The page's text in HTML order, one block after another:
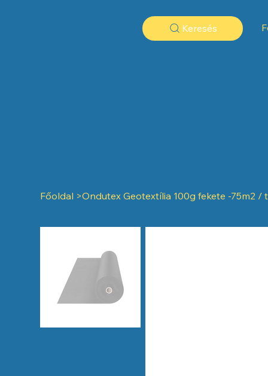
Keresés
Főoldal >Ondutex Geotextília 100g fekete -75m2 /